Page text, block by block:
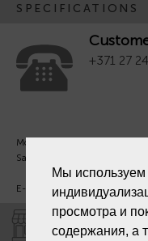
SPECIFICATIONS
+371 27
Mon. - Fri. 09:00 - 18:00
Sat - Sun. - Out.
E-mail: info@laiksjewellery.lv
SHOPS
Мы
просмотра и
содержания, а